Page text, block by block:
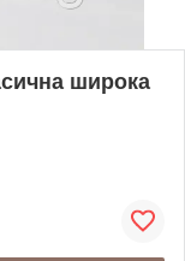
широка